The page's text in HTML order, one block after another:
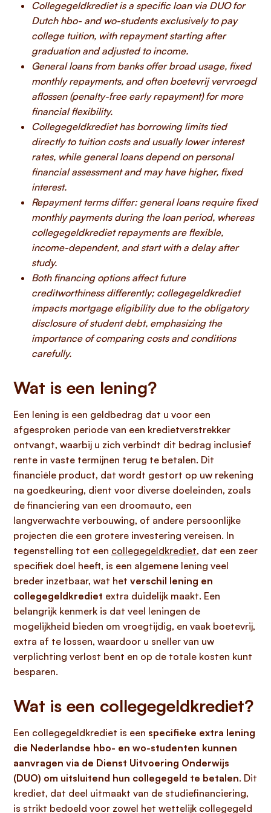
Collegegeldkrediet is a specific loan via DUO for
Dutch hbo- and wo-students exclusively to pay
college tuition, with repayment starting after
graduation and adjusted to income.
General loans from banks offer broad usage, fixed
monthly repayments, and often boetevrij vervroegd
aflossen (penalty-free early repayment) for more
financial flexibility.
Collegegeldkrediet has borrowing limits tied
directly to tuition costs and usually lower interest
rates, while general loans depend on personal
financial assessment and may have higher, fixed
interest.
Repayment terms differ: general loans require fixed
monthly payments during the loan period, whereas
collegegeldkrediet repayments are flexible,
income-dependent, and start with a delay after
study.
Both financing options affect future
creditworthiness differently; collegegeldkrediet
impacts mortgage eligibility due to the obligatory
disclosure of student debt, emphasizing the
importance of comparing costs and conditions
carefully.
Wat is een lening?
Een lening is een geldbedrag dat u voor een
afgesproken periode van een kredietverstrekker
ontvangt, waarbij u zich verbindt dit bedrag inclusief
rente in vaste termijnen terug te betalen. Dit
financiële product, dat wordt gestort op uw rekening
na goedkeuring, dient voor diverse doeleinden, zoals
de financiering van een droomauto, een
langverwachte verbouwing, of andere persoonlijke
projecten die een grotere investering vereisen. In
tegenstelling tot een collegegeldkrediet, dat een zeer
specifiek doel heeft, is een algemene lening veel
breder inzetbaar, wat het verschil lening en
collegegeldkrediet extra duidelijk maakt. Een
belangrijk kenmerk is dat veel leningen de
mogelijkheid bieden om vroegtijdig, en vaak boetevrij,
extra af te lossen, waardoor u sneller van uw
verplichting verlost bent en op de totale kosten kunt
besparen.
Wat is een collegegeldkrediet?
Een collegegeldkrediet is een specifieke extra lening
die Nederlandse hbo- en wo-studenten kunnen
aanvragen via de Dienst Uitvoering Onderwijs
(DUO) om uitsluitend hun collegegeld te betalen. Dit
krediet, dat deel uitmaakt van de studiefinanciering,
is strikt bedoeld voor zowel het wettelijk collegegeld